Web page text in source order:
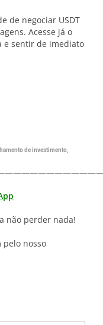
de negociar USDT
Acesse já o
e sentir de imediato
de investimento,
não perder nada!
pelo nosso